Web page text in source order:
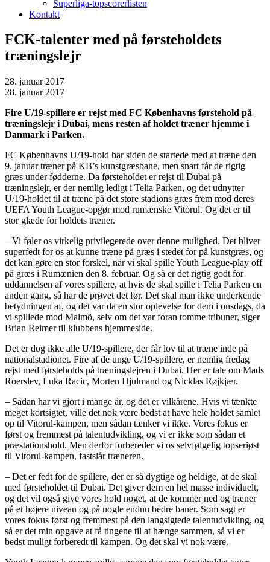
Superliga-topscorerlisten
Kontakt
FCK-talenter med på førsteholdets
træningslejr
28. januar 2017
28. januar 2017
Fire U/19-spillere er rejst med FC Københavns førstehold på
træningslejr i Dubai, mens resten af holdet træner hjemme i
Danmark i Parken.
FC Københavns U/19-hold har siden de startede med at træne den
9. januar træner på KB’s kunstgræsbane, men snart får de rigtig
græs under fødderne. Da førsteholdet er rejst til Dubai på
træningslejr, er der nemlig ledigt i Telia Parken, og det udnytter
U/19-holdet til at træne på det store stadions græs frem mod deres
UEFA Youth League-opgør mod rumænske Vitorul. Og det er til
stor glæde for holdets træner.
– Vi føler os virkelig privilegerede over denne mulighed. Det bliver
superfedt for os at kunne træne på græs i stedet for på kunstgræs, og
det kan gøre en stor forskel, når vi skal spille Youth League-play off
på græs i Rumænien den 8. februar. Og så er det rigtig godt for
uddannelsen af vores spillere, at hvis de skal spille i Telia Parken en
anden gang, så har de prøvet det før. Det skal man ikke underkende
betydningen af, og det var da en stor oplevelse for dem i onsdags, da
vi spillede mod Malmö, selv om det var foran tomme tribuner, siger
Brian Reimer til klubbens hjemmeside.
Det er dog ikke alle U/19-spillere, der får lov til at træne inde på
nationalstadionet. Fire af de unge U/19-spillere, er nemlig fredag
rejst med førsteholds på træningslejren i Dubai. Her er tale om Mads
Roerslev, Luka Racic, Morten Hjulmand og Nicklas Røjkjær.
– Sådan har vi gjort i mange år, og det er vilkårene. Hvis vi tænkte
meget kortsigtet, ville det nok være bedst at have hele holdet samlet
op til Vitorul-kampen, men sådan tænker vi ikke. Vores fokus er
først og fremmest på talentudvikling, og vi er ikke som sådan et
præstationshold. Men derfor forbereder vi os selvfølgelig topseriøst
til Vitorul-kampen, fastslår træneren.
– Det er fedt for de spillere, der er så dygtige og heldige, at de skal
med førsteholdet til Dubai. Det giver dem en hel masse individuelt,
og det vil også give vores hold noget, at de kommer ned og træner
på et højere niveau og på nogle endnu bedre baner. Som sagt er
vores fokus først og fremmest på den langsigtede talentudvikling, og
så er det min opgave at få tingene til at hænge sammen, så vi er
bedst muligt forberedt til kampen. Og det skal vi nok være.